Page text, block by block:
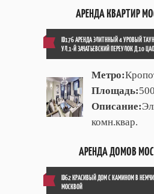
АРЕНДА КВАРТИР
ID176 АРЕНДА ЭЛИТННЫЙ 4 УРОВЫЙ
УЛ.1-Й ЗАЧАТЬЕВСКИЙ ПЕРЕУЛОК Д.10
Метро:
Площадь:
Описание:
комн.квар.
АРЕНДА ДОМОВ
ID62 КРАСИВЫЙ ДОМ С КАМИНОМ В
МОСКВОЙ